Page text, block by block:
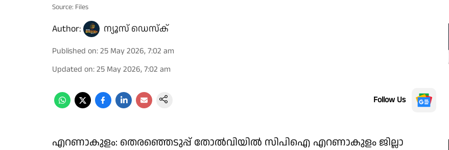
Source: Files
Author: ന്യൂസ് ഡെസ്ക്
Published on:25 May 2026, 7:02 am
Updated on:25 May 2026, 7:02 am
Follow Us
എറണാകുളം: തെരഞ്ഞെടുപ്പ് തോൽവിയിൽ സിപിഐ എറണാകുളം ജില്ലാ